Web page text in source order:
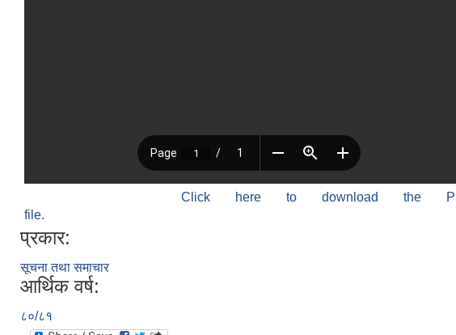
Click here to download the
file.
प्रकार:
सूचना तथा समाचार
आर्थिक वर्ष:
८०/८१